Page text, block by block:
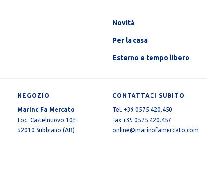
Novità
Per la casa
Esterno e tempo libero
NEGOZIO
Marino Fa Mercato
Loc. Castelnuovo 105
52010 Subbiano (AR)
CONTATTACI SUBITO
Tel. +39 0575.420.450
Fax +39 0575.420.457
online@marinofamercato.com